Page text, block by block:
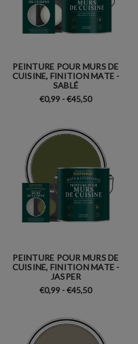
PEINTURE POUR MURS DE
CUISINE, FINITION MATE -
SABLÉ
€0,99 - €45,50
PEINTURE POUR MURS DE
CUISINE, FINITION MATE -
JASPER
€0,99 - €45,50